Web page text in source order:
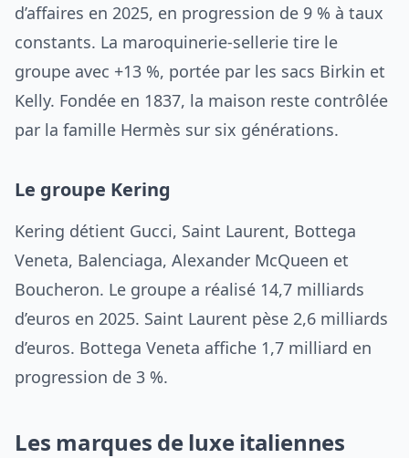
d’affaires en 2025, en progression de 9 % à taux
constants. La maroquinerie-sellerie tire le
groupe avec +13 %, portée par les sacs Birkin et
Kelly. Fondée en 1837, la maison reste contrôlée
par la famille Hermès sur six générations.
Le groupe Kering
Kering détient Gucci, Saint Laurent, Bottega
Veneta, Balenciaga, Alexander McQueen et
Boucheron. Le groupe a réalisé 14,7 milliards
d’euros en 2025. Saint Laurent pèse 2,6 milliards
d’euros. Bottega Veneta affiche 1,7 milliard en
progression de 3 %.
Les marques de luxe italiennes